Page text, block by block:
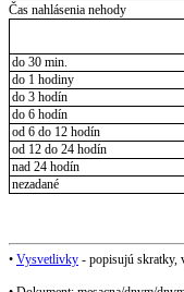
Čas nahlásenia nehody
do 30 min.
do 1 hodiny
do 3 hodín
do 6 hodín
od 6 do 12 hodín
od 12 do 24 hodín
nad 24 hodín
nezadané
• Vysvetlivky - popisujú skratky,